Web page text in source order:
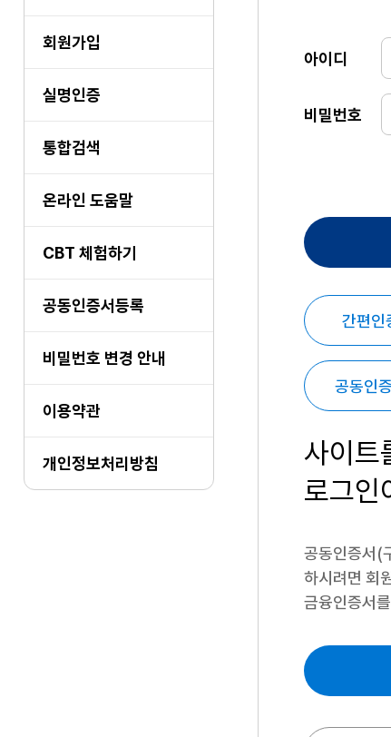
회원가입
실명인증
통합검색
온라인 도움말
CBT 체험하기
공동인증서등록
비밀번호 변경 안내
이용약관
개인정보처리방침
아이디
비밀번호
간편인
공동인
사이트
로그인
공동인증서(
하시려면 회
금융인증서